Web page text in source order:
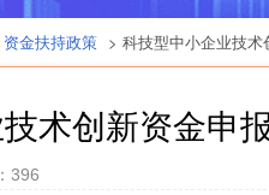
资金扶持政策 > 科技型中小企业技
术创新资金申
396